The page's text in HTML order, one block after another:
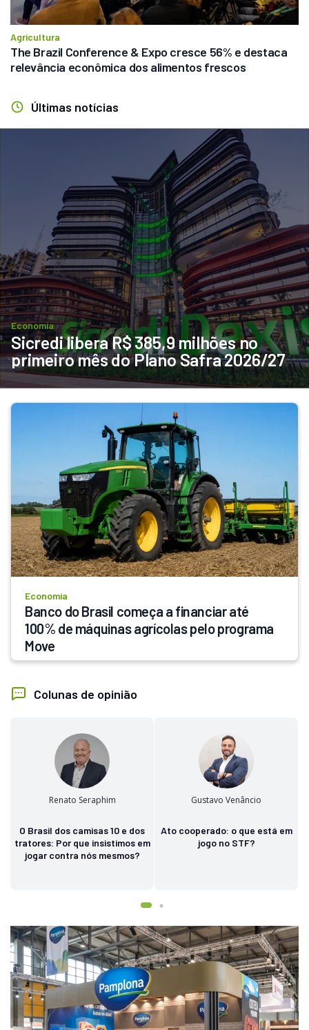
Agricultura
The Brazil Conference & Expo cresce 56% e destaca
relevância econômica dos alimentos frescos
Últimas notícias
Economia
Sicredi libera R$ 385,9 milhões no
primeiro mês do Plano Safra 2026/27
Economia
Banco do Brasil começa a financiar até
100% de máquinas agrícolas pelo programa
Move
Colunas de opinião
Renato Seraphim
O Brasil dos camisas 10 e dos
tratores: Por que insistimos em
jogar contra nós mesmos?
Gustavo Venâncio
Ato cooperado: o que está em
jogo no STF?